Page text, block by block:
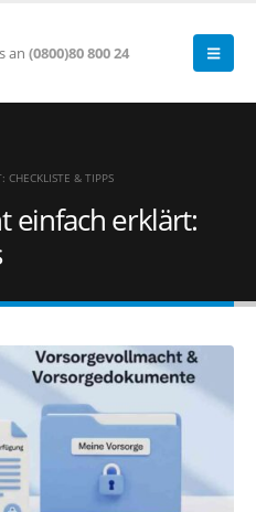
an (0800)80 800 24
CHECKLISTE & TIPPS
einfach erklärt: